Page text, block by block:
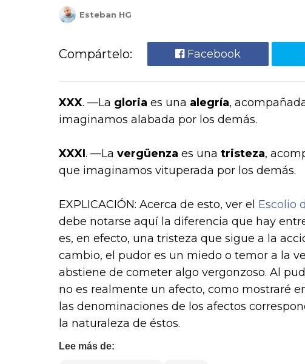
Esteban HG
Compártelo: Facebook
XXX. —La gloria es una alegría,
imaginamos alabada por los demás.
XXXI. —La vergüenza es una tristeza,
que imaginamos vituperada por los demás.
EXPLICACIÓN: Acerca de esto, ver el Escolio
debe notarse aquí la diferencia que hay
es, en efecto, una tristeza que sigue a la
cambio, el pudor es un miedo o temor a la
abstiene de cometer algo vergonzo­so. Al
no es realmente un afecto, como mostraré
las denominaciones de los afectos
la naturaleza de éstos.
Lee más de: